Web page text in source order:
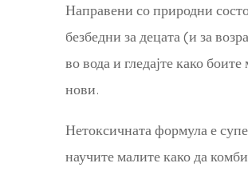
Направени со природни
безбедни за децата (и за
во вода и гледајте како
нови.
Нетоксичната формула е
научите малите како да